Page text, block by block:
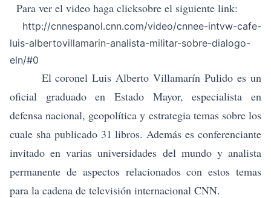
Para ver el video haga clicksobre el siguiente link:
http://cnnespanol.cnn.com/video/cnnee-intvw-cafe-
luis-albertovillamarin-analista-militar-sobre-dialogo-
eln/#0
El coronel Luis Alberto Villamarín Pulido es un
oficial graduado en Estado Mayor, especialista en
defensa nacional, geopolítica y estrategia temas sobre los
cuale sha publicado 31 libros. Además es conferenciante
invitado en varias universidades del mundo y analista
permanente de aspectos relacionados con estos temas
para la cadena de televisión internacional CNN.